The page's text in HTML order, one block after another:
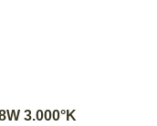
3.000°K